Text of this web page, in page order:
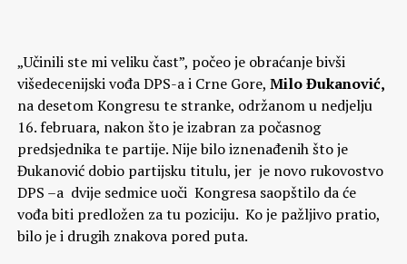
„Učinili ste mi veliku čast”, počeo je obraćanje bivši
višedecenijski vođa DPS-a i Crne Gore, Milo Đukanović,
na desetom Kongresu te stranke, održanom u nedjelju
16. februara, nakon što je izabran za počasnog
predsjednika te partije. Nije bilo iznenađenih što je
Đukanović dobio partijsku titulu, jer je novo rukovostvo
DPS –a dvije sedmice uoči Kongresa saopštilo da će
vođa biti predložen za tu poziciju. Ko je pažljivo pratio,
bilo je i drugih znakova pored puta.